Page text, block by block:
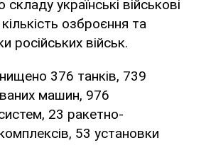
українські військові
озброєння та
російських військ.
376 танків, 739
машин, 976
23 ракетно-
53 установки